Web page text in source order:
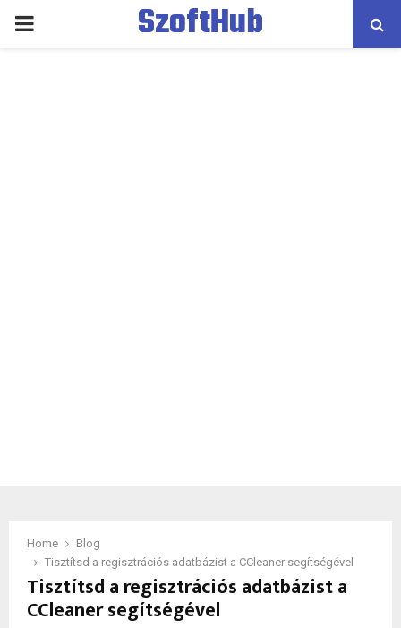
PRIMARY
SzoftHub
Home
Blog
Tisztítsd a regisztrációs adatbázist a CCleaner segítségével
Tisztítsd a regisztrációs adatbázist a
CCleaner segítségével